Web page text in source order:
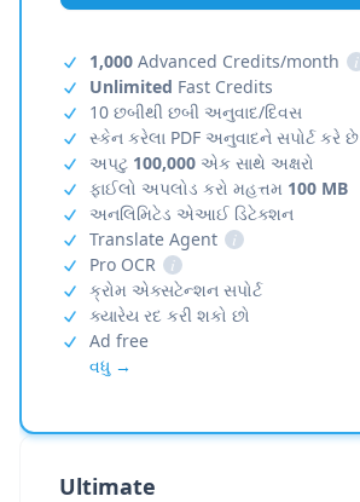
1,000 Advanced Credits/month
i
Unlimited Fast Credits
10 છબીથી છબી અનુવાદ/દિવસ
સ્કેન કરેલા PDF અનુવાદને સપોર્ટ કરે છે
અપટુ 100,000 એક સાથે અક્ષરો
ફાઈલો અપલોડ કરો મહત્તમ 100 MB
અનલિમિટેડ એઆઈ ડિટેક્શન
Translate Agent
i
Pro OCR
i
ક્રોમ એક્સટેન્શન સપોર્ટ
ક્યારેય રદ કરી શકો છો
Ad free
વધુ →
Ultimate